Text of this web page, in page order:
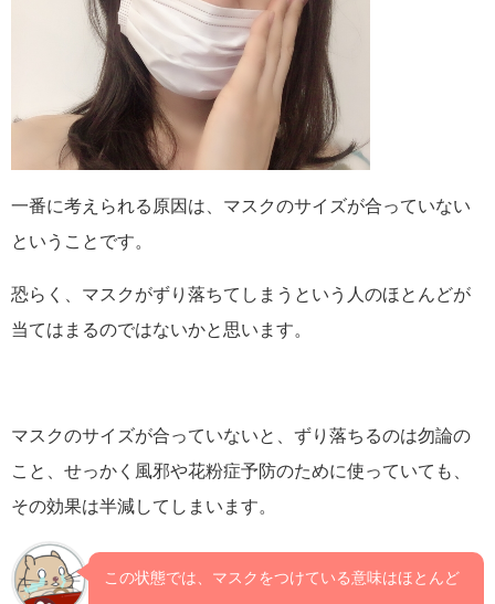
一番に考えられる原因は、マスクのサイズが合っていない
ということです。
恐らく、マスクがずり落ちてしまうという人のほとんどが
当てはまるのではないかと思います。
マスクのサイズが合っていないと、ずり落ちるのは勿論の
こと、せっかく風邪や花粉症予防のために使っていても、
その効果は半減してしまいます。
この状態では、マスクをつけている意味はほとんど